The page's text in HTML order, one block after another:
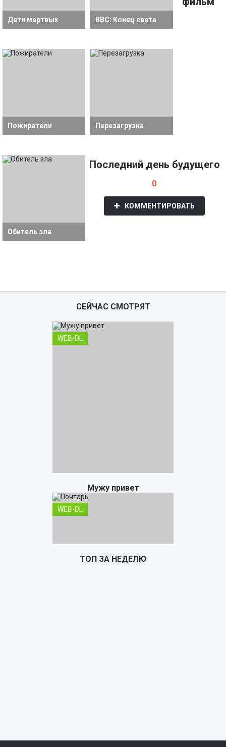
Дети мертвых BBC: Конец света
Пожиратели Перезагрузка
Обитель зла
Последний день будущего
0
КОММЕНТИРОВАТЬ
СЕЙЧАС СМОТРЯТ
WEB-DL
Мужу привет
WEB-DL
ТОП ЗА НЕДЕЛЮ